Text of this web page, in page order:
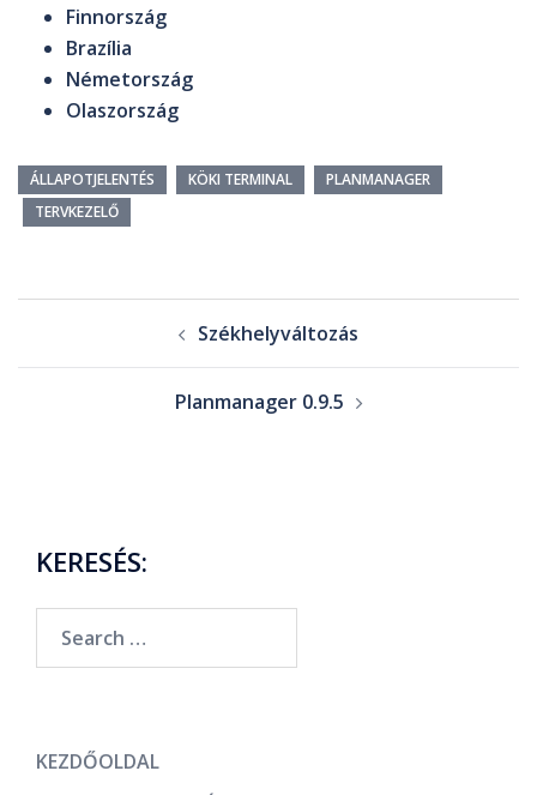
Finnország
Brazília
Németország
Olaszország
ÁLLAPOTJELENTÉS KÖKI TERMINAL
PLANMANAGER
TERVKEZELŐ
Székhelyváltozás
Planmanager 0.9.5
KERESÉS:
KEZDŐOLDAL